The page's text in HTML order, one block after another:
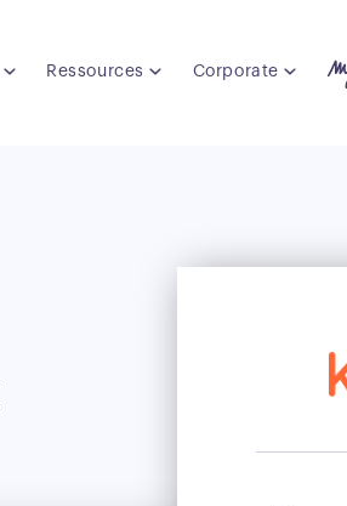
Ressources Corporate